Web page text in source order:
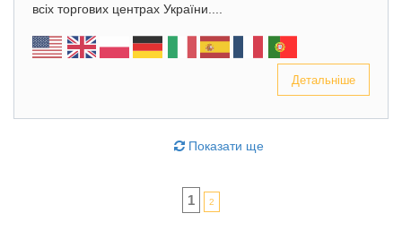
всіх торгових центрах України....
Детальніше
Показати ще
1 2